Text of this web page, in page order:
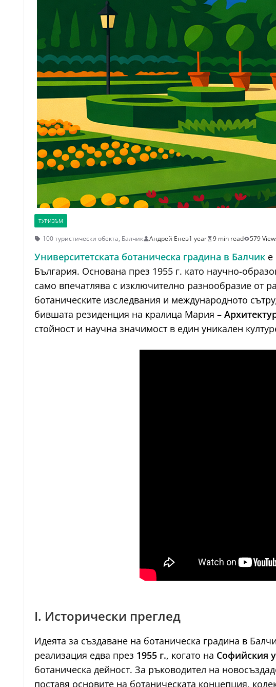
ТУРИЗЪМ
100 туристически обекта, Балчик Андрей Енев1 year 9 min read 579
Университетската ботаническа градина в Балчик е
България. Основана през 1955 г. като научно-
само впечатлява с изключително разнообразие от
ботаническите изследвания и международното
бившата резиденция на кралица Мария –
стойност и научна значимост в един уникален
I. Исторически преглед
Идеята за създаване на ботаническа градина в
реализация едва през 1955 г., когато на Софийския
ботаническа дейност. За ръководител на
поставя основите на ботаническата концепция,